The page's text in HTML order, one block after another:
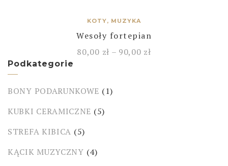
KOTY, MUZYKA
Wesoły fortepian
80,00 zł – 90,00 zł
Podkategorie
BONY PODARUNKOWE (1)
KUBKI CERAMICZNE (5)
STREFA KIBICA (5)
KĄCIK MUZYCZNY (4)